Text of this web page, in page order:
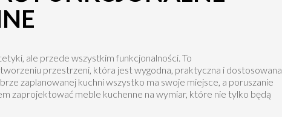
ale przede wszystkim funkcjonalności. To
przestrzeni, która jest wygodna, praktyczna i dostosowana
zaplanowanej kuchni wszystko ma swoje miejsce, a poruszanie
zaprojektować meble kuchenne na wymiar, które nie tylko będą